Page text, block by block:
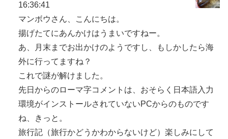
16:36:41
マンボウさん、こんにちは。
揚げたてにあんかけはうまいですねー。
あ、月末までお出かけのようですし、もしかしたら海
外に行ってますね？
これで謎が解けました。
先日からのローマ字コメントは、おそらく日本語入力
環境がインストールされていないPCからのものです
ね、きっと。
旅行記（旅行かどうかわからないけど）楽しみにして